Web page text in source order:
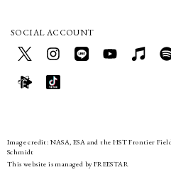
SOCIAL ACCOUNT
Image credit: NASA, ESA and the HST Frontier
Schmidt
This website is managed by FREESTAR